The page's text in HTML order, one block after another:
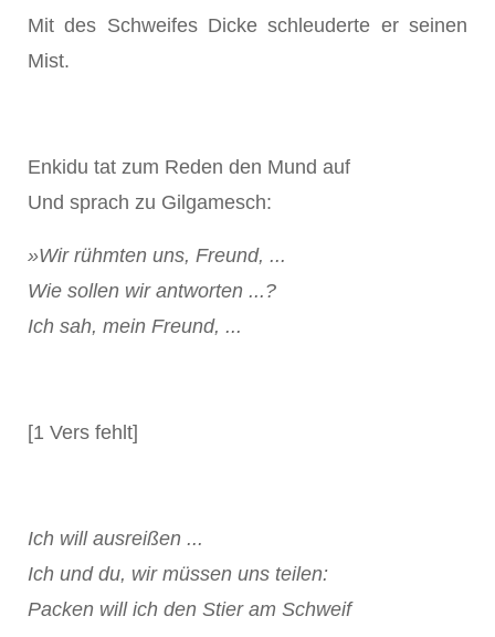
Mit des Schweifes Dicke schleuderte er seinen
Mist.
Enkidu tat zum Reden den Mund auf
Und sprach zu Gilgamesch:
»Wir rühmten uns, Freund, ...
Wie sollen wir antworten ...?
Ich sah, mein Freund, ...
[1 Vers fehlt]
Ich will ausreißen ...
Ich und du, wir müssen uns teilen:
Packen will ich den Stier am Schweif